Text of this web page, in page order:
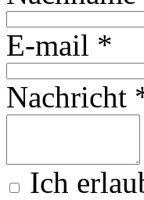
E-mail *
Nachricht
Ich